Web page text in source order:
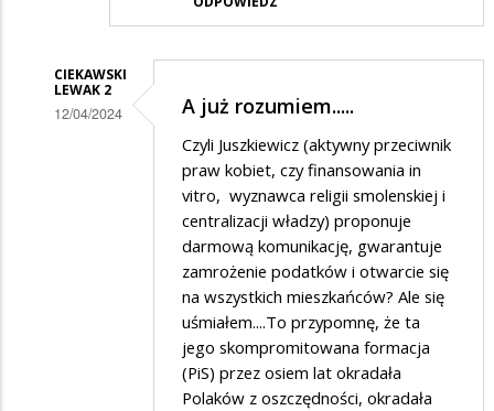
CIEKAWSKI
LEWAK 2
12/04/2024 A już rozumiem.....
Czyli Juszkiewicz (aktywny przeciwnik
praw kobiet, czy finansowania in
vitro, wyznawca religii smolenskiej i
centralizacji władzy) proponuje
darmową komunikację, gwarantuje
zamrożenie podatków i otwarcie się
na wszystkich mieszkańców? Ale się
uśmiałem....To przypomnę, że ta
jego skompromitowana formacja
(PiS) przez osiem lat okradała
Polaków z oszczędności, okradała